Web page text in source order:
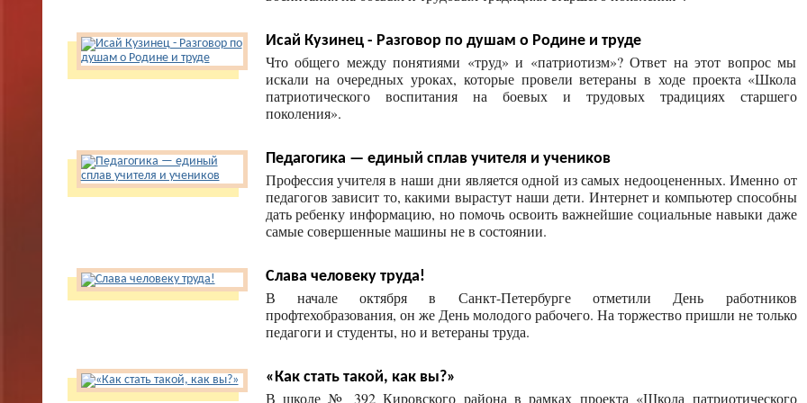
Исай Кузинец - Разговор по душам о Родине и труде
Что общего между понятиями «труд» и «патриотизм»? Ответ на этот вопрос мы
искали на очередных уроках, которые провели ветераны в ходе проекта «Школа
патриотического воспитания на боевых и трудовых традициях старшего
поколения».
Педагогика — единый сплав учителя и учеников
Профессия учителя в наши дни является одной из самых недооцененных. Именно от
педагогов зависит то, какими вырастут наши дети. Интернет и компьютер способны
дать ребенку информацию, но помочь освоить важнейшие социальные навыки даже
самые совершенные машины не в состоянии.
Слава человеку труда!
В начале октября в Санкт-Петербурге отметили День работников
профтехобразования, он же День молодого рабочего. На торжество пришли не только
педагоги и студенты, но и ветераны труда.
«Как стать такой, как вы?»
В школе № 392 Кировского района в рамках проекта «Школа патриотического